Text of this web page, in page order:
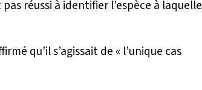
réussi à identifier l’espèce à laquelle
qu’il s’agissait de « l’unique cas